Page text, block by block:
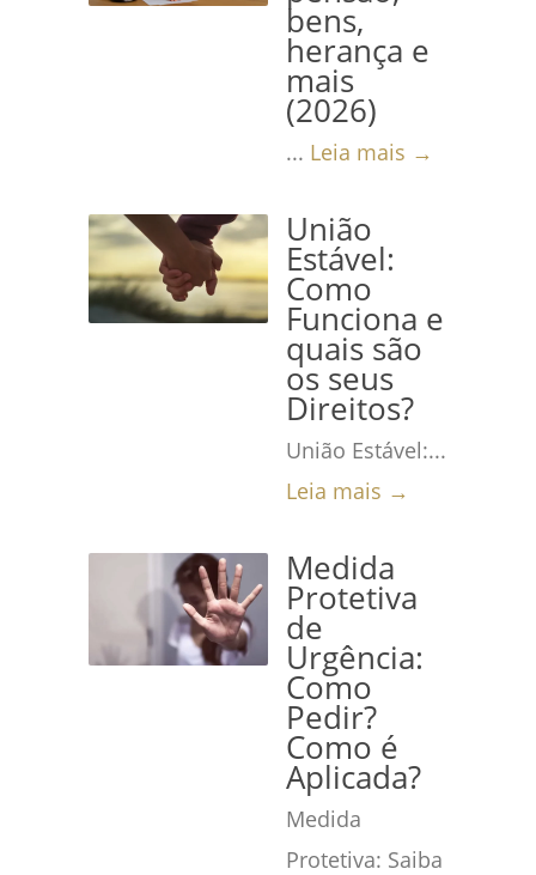
bens,
herança e
mais
(2026)
... Leia mais →
União
Estável:
Como
Funciona e
quais são
os seus
Direitos?
União Estável:...
Leia mais →
Medida
Protetiva
de
Urgência:
Como
Pedir?
Como é
Aplicada?
Medida
Protetiva: Saiba